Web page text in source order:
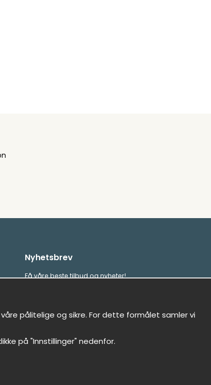
Nyhetsbrev
Få våre beste tilbud og nyheter!
pålitelige og sikre. For dette formålet samler vi
på "Innstillinger" nedenfor.